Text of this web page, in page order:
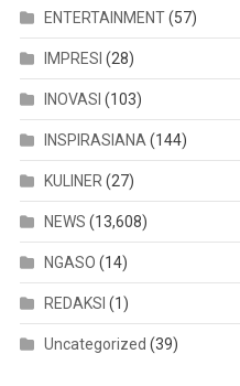
ENTERTAINMENT(57)
IMPRESI (28)
INOVASI (103)
INSPIRASIANA (144)
KULINER (27)
NEWS (13,608)
NGASO (14)
REDAKSI (1)
Uncategorized (39)